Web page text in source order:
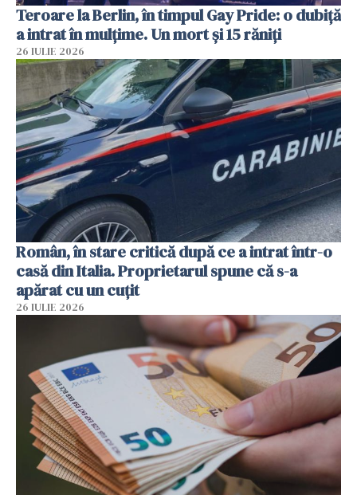
Teroare la Berlin, în timpul Gay Pride: o dubiță
a intrat în mulțime. Un mort și 15 răniți
26 IULIE 2026
Român, în stare critică după ce a intrat într-o
casă din Italia. Proprietarul spune că s-a
apărat cu un cuțit
26 IULIE 2026